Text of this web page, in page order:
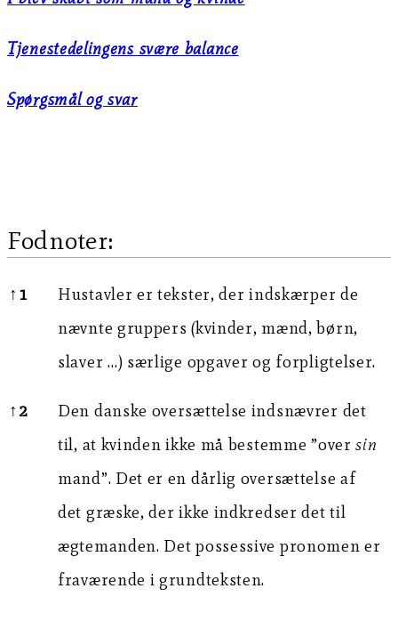
Tjenestedelingens svære balance
Spørgsmål og svar
Fodnoter:
Fodnoter:
↑ 1
Hustavler er tekster, der indskærper de
nævnte gruppers (kvinder, mænd, børn,
slaver …) særlige opgaver og forpligtelser.
↑2
Den danske oversættelse indsnævrer det
til, at kvinden ikke må bestemme ”oversin
mand”. Det er en dårlig oversættelse af
det græske, der ikke indkredser det til
ægtemanden. Det possessive pronomen er
fraværende i grundteksten.